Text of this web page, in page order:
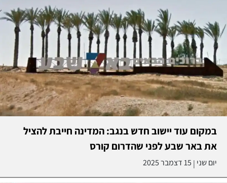
במקום עוד יישוב חדש בנגב: המדינה חייבת להציל
את באר שבע לפני שהדרום קורס
יום שני | 15 דצמבר 2025